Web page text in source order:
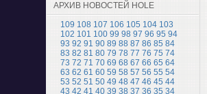
АРХИВ НОВОСТЕЙ HOLE
109 108 107 106 105 104 103
102 101 100 99 98 97 96 95 94
93 92 91 90 89 88 87 86 85 84
83 82 81 80 79 78 77 76 75 74
73 72 71 70 69 68 67 66 65 64
63 62 61 60 59 58 57 56 55 54
53 52 51 50 49 48 47 46 45 44
43 42 41 40 39 38 37 36 35 34